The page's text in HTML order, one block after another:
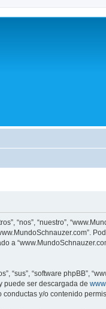
“nos”, “nuestro”,
a
“software phpBB”,
puede ser descargada de
y/o contenido